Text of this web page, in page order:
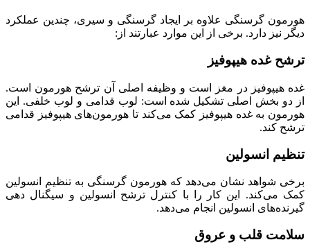
هورمون گرسنگی علاوه بر ایجاد گرسنگی و سیری، چندین عملکرد
دیگر نیز دارد. برخی از این موارد عبارتند از:
ترشح غده هیپوفیز
غده هیپوفیز در مغز است و وظیفه اصلی آن ترشح هورمون است.
از دو بخش اصلی تشکیل شده است: لوب قدامی و لوب خلفی. این
هورمون به غده هیپوفیز کمک می‌کند تا هورمون‌های هیپوفیز قدامی
ترشح کند.
تنظیم انسولین
برخی شواهد نشان می‌دهد که هورمون گرسنگی به تنظیم انسولین
کمک می‌کند. این کار را با کنترل ترشح انسولین و سیگنال دهی
گیرنده‌های انسولین انجام می‌دهد.
سلامت قلب و عروق